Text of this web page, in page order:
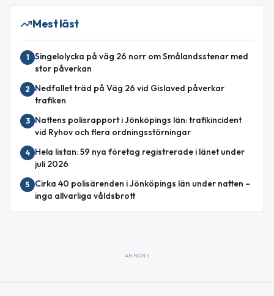
Mest läst
1
Singelolycka på väg 26 norr om Smålandsstenar med
stor påverkan
2
Nedfallet träd på Väg 26 vid Gislaved påverkar
trafiken
3
Nattens polisrapport i Jönköpings län: trafikincident
vid Ryhov och flera ordningsstörningar
4
Hela listan: 59 nya företag registrerade i länet under
juli 2026
5
Cirka 40 polisärenden i Jönköpings län under natten –
inga allvarliga våldsbrott
ANNONS